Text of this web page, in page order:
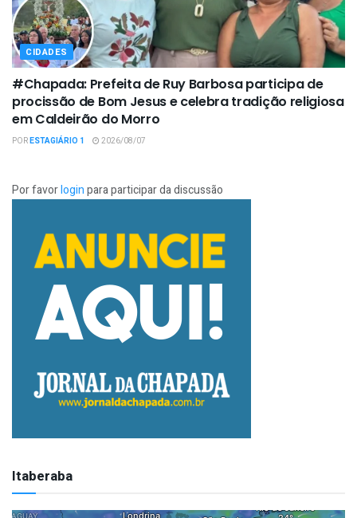
CIDADES
#Chapada: Prefeita de Ruy Barbosa participa de
procissão de Bom Jesus e celebra tradição religiosa
em Caldeirão do Morro
PORESTAGIÁRIO 1 2026/08/07
Por favorloginpara participar da discussão
Itaberaba